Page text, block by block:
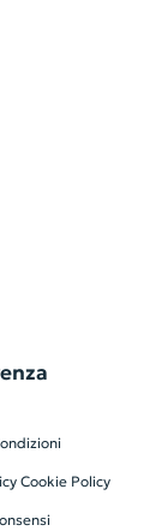
Cookie Policy